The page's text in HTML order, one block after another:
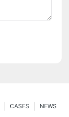
NEWS
CASES